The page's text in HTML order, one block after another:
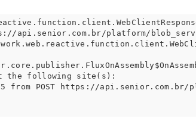
api.senior.com.br/platform/
the following site(s):